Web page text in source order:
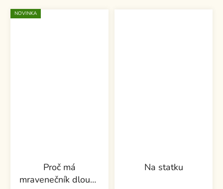
NOVINKA
Proč má
mravenečník dlouhý
Na statku